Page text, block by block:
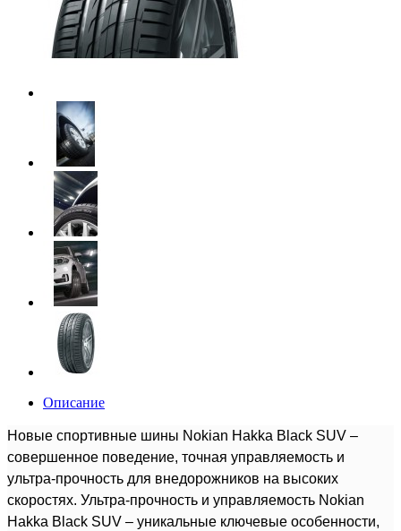
Описание
Новые спортивные шины Nokian Hakka Black SUV –
совершенное поведение, точная управляемость и
ультра-прочность для внедорожников на высоких
скоростях. Ультра-прочность и управляемость Nokian
Hakka Black SUV – уникальные ключевые особенности,